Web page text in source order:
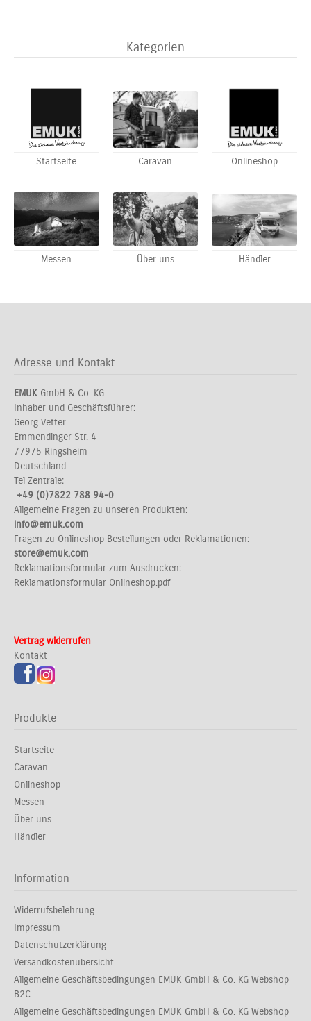
Kategorien
Startseite Caravan Onlineshop
Messen Über uns Händler
Adresse und Kontakt
EMUK GmbH & Co. KG
Inhaber und Geschäftsführer:
Georg Vetter
Emmendinger Str. 4
77975 Ringsheim
Deutschland
Tel Zentrale:
+49 (0)7822 788 94-0
Allgemeine Fragen zu unseren Produkten:
info@emuk.com
Fragen zu Onlineshop Bestellungen oder Reklamationen:
store@emuk.com
Reklamationsformular zum Ausdrucken:
Reklamationsformular Onlineshop.pdf
Vertrag widerrufen
Kontakt
Produkte
Startseite
Caravan
Onlineshop
Messen
Über uns
Händler
Information
Widerrufsbelehrung
Impressum
Datenschutzerklärung
Versandkostenübersicht
Allgemeine Geschäftsbedingungen EMUK GmbH & Co. KG Webshop
B2C
Allgemeine Geschäftsbedingungen EMUK GmbH & Co. KG Webshop